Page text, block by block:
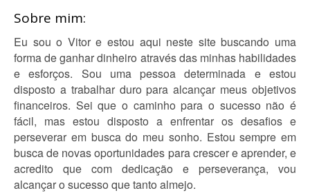
Sobre mim:
Eu sou o Vitor e estou aqui neste site buscando uma
forma de ganhar dinheiro através das minhas habilidades
e esforços. Sou uma pessoa determinada e estou
disposto a trabalhar duro para alcançar meus objetivos
financeiros. Sei que o caminho para o sucesso não é
fácil, mas estou disposto a enfrentar os desafios e
perseverar em busca do meu sonho. Estou sempre em
busca de novas oportunidades para crescer e aprender, e
acredito que com dedicação e perseverança, vou
alcançar o sucesso que tanto almejo.